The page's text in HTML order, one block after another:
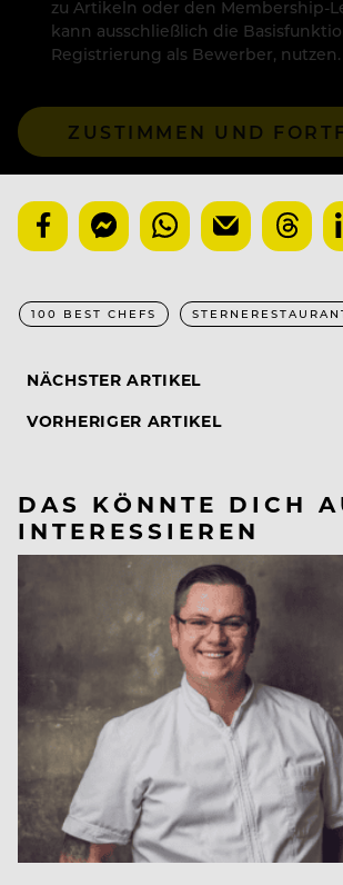
zu Artikeln oder den Membership-
kann ausschließlich die
Registrierung als Bewerber, nutzen.
ZUSTIMMEN UND
100 BEST CHEFS
NÄCHSTER ARTIKEL
VORHERIGER ARTIKEL
DAS KÖNNTE DICH
INTERESSIEREN